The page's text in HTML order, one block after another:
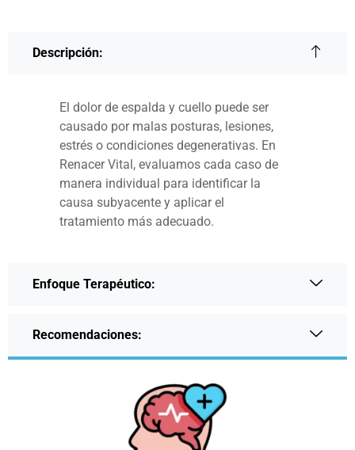
Descripción:
El dolor de espalda y cuello puede ser
causado por malas posturas, lesiones,
estrés o condiciones degenerativas. En
Renacer Vital, evaluamos cada caso de
manera individual para identificar la
causa subyacente y aplicar el
tratamiento más adecuado.
Enfoque Terapéutico:
Recomendaciones: